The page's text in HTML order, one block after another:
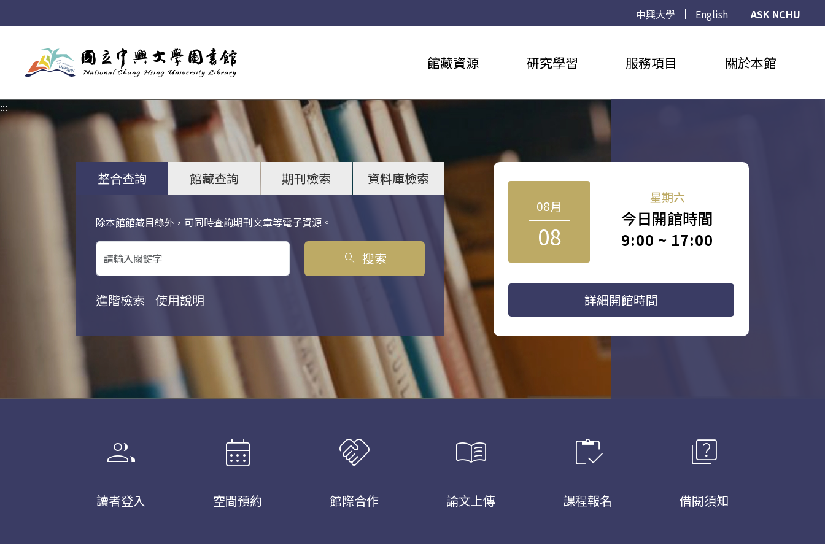
中興大學 English
ASK NCHU
館藏資源 研究學習 服務項目 關於本館
:::
整合查詢 館藏查詢 期刊檢索 資料庫檢索
除本館館藏目錄外，可同時查詢期刊文章等電子資源。
關鍵字搜尋
search 搜索
進階檢索 使用說明
08月
08
星期六
今日開館時間
9:00 ~ 17:00
詳細開館時間
group
讀者登入
calendar_month
空間預約
handshake
館際合作
menu_book
論文上傳
inventory
課程報名
quiz
借閱須知